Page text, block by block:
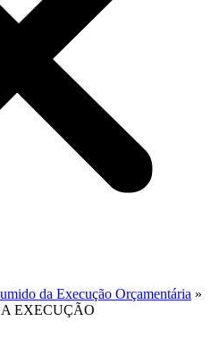
da Execução Orçamentária »
EXECUÇÃO